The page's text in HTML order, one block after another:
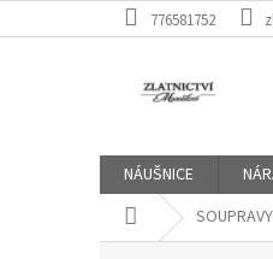
na
776581752
NÁUŠNICE
Domů SOUPRAVY